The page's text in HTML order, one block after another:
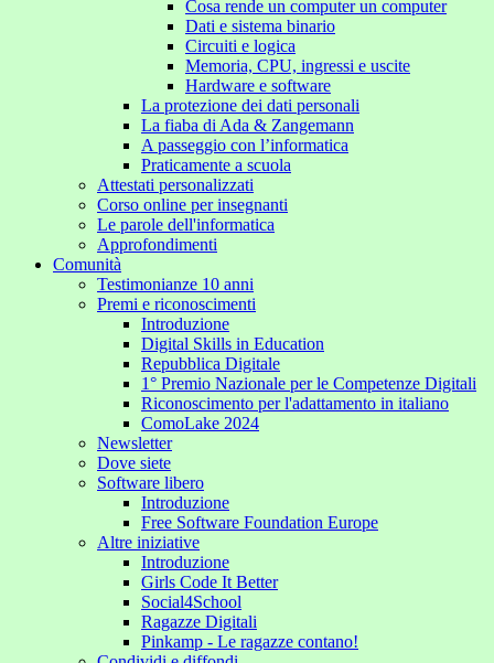
Cosa rende un computer un computer
Dati e sistema binario
Circuiti e logica
Memoria, CPU, ingressi e uscite
Hardware e software
La protezione dei dati personali
La fiaba di Ada & Zangemann
A passeggio con l’informatica
Praticamente a scuola
Attestati personalizzati
Corso online per insegnanti
Le parole dell'informatica
Approfondimenti
Comunità
Testimonianze 10 anni
Premi e riconoscimenti
Introduzione
Digital Skills in Education
Repubblica Digitale
1° Premio Nazionale per le Competenze Digitali
Riconoscimento per l'adattamento in italiano
ComoLake 2024
Newsletter
Dove siete
Software libero
Introduzione
Free Software Foundation Europe
Altre iniziative
Introduzione
Girls Code It Better
Social4School
Ragazze Digitali
Pinkamp - Le ragazze contano!